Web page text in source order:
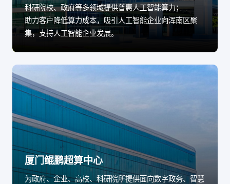
科研院校、政府等多领域提供普惠人工智能算力；
助力客户降低算力成本，吸引人工智能企业向浑南区聚
集，支持人工智能企业发展。
厦门鲲鹏超算中心
为政府、企业、高校、科研院所提供面向数字政务、智慧